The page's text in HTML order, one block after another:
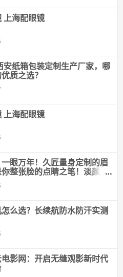
上海配眼镜
安纸箱包装定制生产厂家，哪
质之选？
上海配眼镜
眼万年！久匠量身定制的眉
整张脸的点睛之笔！淡颜系
分项
么选？长续航防水防汗实测
影网：开启无缝观影新时代